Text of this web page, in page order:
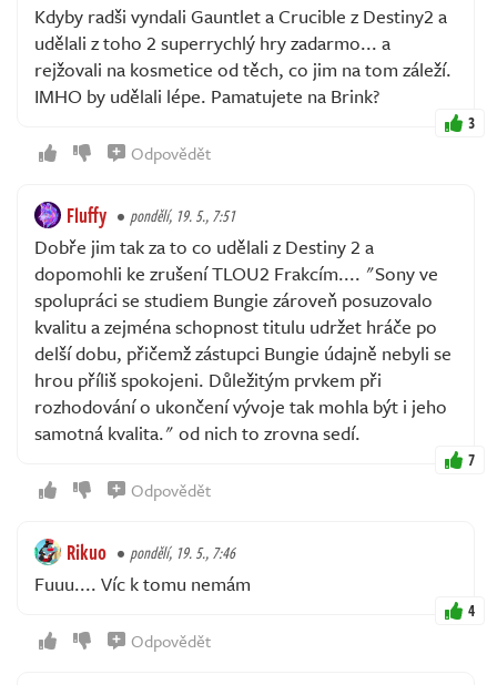
Kdyby radši vyndali Gauntlet a Crucible z Destiny2 a
udělali z toho 2 superrychlý hry zadarmo... a
rejžovali na kosmetice od těch, co jim na tom záleží.
IMHO by udělali lépe. Pamatujete na Brink?
3
Odpovědět
Fluffy pondělí, 19. 5., 7:51
Dobře jim tak za to co udělali z Destiny 2 a
dopomohli ke zrušení TLOU2 Frakcím.... "Sony ve
spolupráci se studiem Bungie zároveň posuzovalo
kvalitu a zejména schopnost titulu udržet hráče po
delší dobu, přičemž zástupci Bungie údajně nebyli se
hrou příliš spokojeni. Důležitým prvkem při
rozhodování o ukončení vývoje tak mohla být i jeho
samotná kvalita." od nich to zrovna sedí.
7
Odpovědět
Rikuo pondělí, 19. 5., 7:46
Fuuu.... Víc k tomu nemám
4
Odpovědět